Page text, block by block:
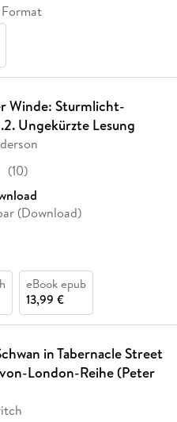
Winde: Sturmlicht-
Ungekürzte Lesung
(10)
(Download)
eBook epub
13,99 €
in Tabernacle Street
London-Reihe (Peter